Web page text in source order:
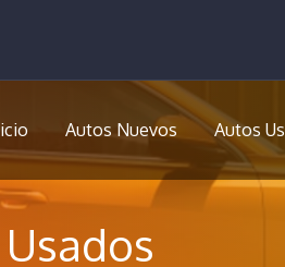
Autos Nuevos Autos